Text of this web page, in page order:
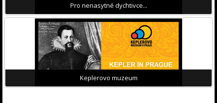
Pro nenasytné dychtivce...
Keplerovo muzeum